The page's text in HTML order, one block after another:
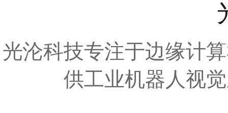
光沦科技专注于边缘计
供工业机器人视